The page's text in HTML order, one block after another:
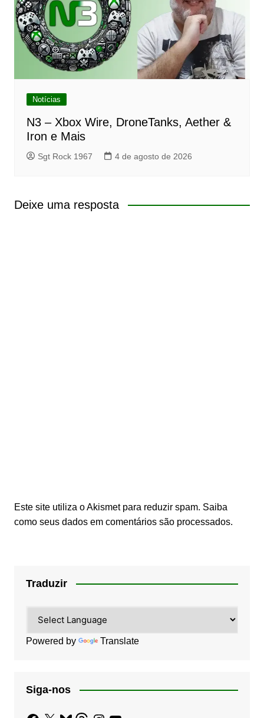
Notícias
N3 – Xbox Wire, DroneTanks, Aether &
Iron e Mais
Sgt Rock 1967 4 de agosto de 2026
Deixe uma resposta
Este site utiliza o Akismet para reduzir spam. Saiba
como seus dados em comentários são processados.
Traduzir
Powered by Translate
Siga-nos